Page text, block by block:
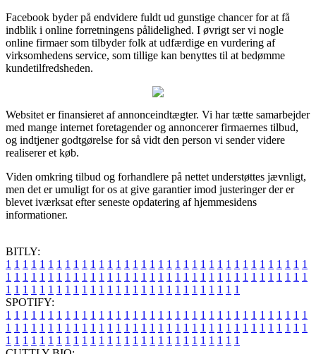
Facebook byder på endvidere fuldt ud gunstige chancer for at få
indblik i online forretningens pålidelighed. I øvrigt ser vi nogle
online firmaer som tilbyder folk at udfærdige en vurdering af
virksomhedens service, som tillige kan benyttes til at bedømme
kundetilfredsheden.
Websitet er finansieret af annonceindtægter. Vi har tætte samarbejder
med mange internet foretagender og annoncerer firmaernes tilbud,
og indtjener godtgørelse for så vidt den person vi sender videre
realiserer et køb.
Viden omkring tilbud og forhandlere på nettet understøttes jævnligt,
men det er umuligt for os at give garantier imod justeringer der er
blevet iværksat efter seneste opdatering af hjemmesidens
informationer.
BITLY:
1 1 1 1 1 1 1 1 1 1 1 1 1 1 1 1 1 1 1 1 1 1 1 1 1 1 1 1 1 1 1 1 1 1 1 1
1 1 1 1 1 1 1 1 1 1 1 1 1 1 1 1 1 1 1 1 1 1 1 1 1 1 1 1 1 1 1 1 1 1 1 1
1 1 1 1 1 1 1 1 1 1 1 1 1 1 1 1 1 1 1 1 1 1 1 1 1 1 1 1
SPOTIFY:
1 1 1 1 1 1 1 1 1 1 1 1 1 1 1 1 1 1 1 1 1 1 1 1 1 1 1 1 1 1 1 1 1 1 1 1
1 1 1 1 1 1 1 1 1 1 1 1 1 1 1 1 1 1 1 1 1 1 1 1 1 1 1 1 1 1 1 1 1 1 1 1
1 1 1 1 1 1 1 1 1 1 1 1 1 1 1 1 1 1 1 1 1 1 1 1 1 1 1 1